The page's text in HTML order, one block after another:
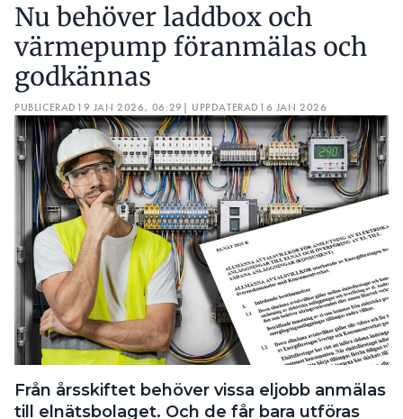
Nu behöver laddbox och
värmepump föranmälas och
godkännas
PUBLICERAD 19 JAN 2026, 06:29 | UPPDATERAD 16 JAN 2026
Från årsskiftet behöver vissa eljobb anmälas
till elnätsbolaget. Och de får bara utföras